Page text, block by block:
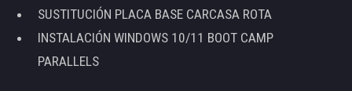
SUSTITUCIÓN PLACA BASE CARCASA ROTA
INSTALACIÓN WINDOWS 10/11 BOOT CAMP
PARALLELS